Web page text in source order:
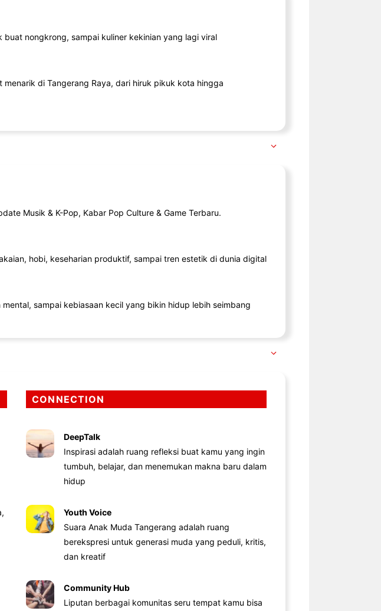
nongkrong, sampai kuliner kekinian yang lagi viral
di Tangerang Raya, dari hiruk pikuk kota hingga
Musik & K-Pop, Kabar Pop Culture & Game Terbaru.
hobi, keseharian produktif, sampai tren estetik di dunia digital
sampai kebiasaan kecil yang bikin hidup lebih seimbang
CONNECTION
DeepTalk
Inspirasi adalah ruang refleksi buat kamu yang ingin
tumbuh, belajar, dan menemukan makna baru dalam
hidup
Youth Voice
Suara Anak Muda Tangerang adalah ruang
berekspresi untuk generasi muda yang peduli, kritis,
dan kreatif
Community Hub
Liputan berbagai komunitas seru tempat kamu bisa